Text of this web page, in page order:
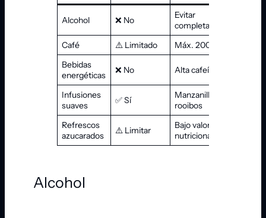
Alcohol ❌ No
Evitar
completamente
Café
⚠️ Limitado
Máx. 200 mg/día
Bebidas
energéticas
❌ No Alta cafeína
Infusiones
suaves
✅ Sí
Manzanilla,
rooibos
Refrescos
azucarados
⚠️ Limitar
Bajo valor
nutricional
Alcohol